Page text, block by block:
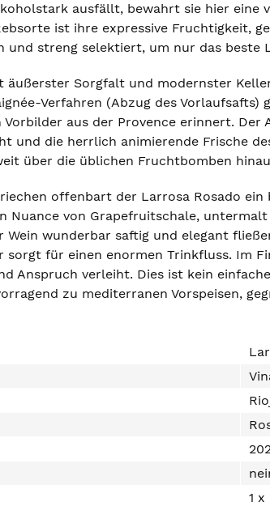
ausfällt, bewahrt sie hier eine
ist ihre expressive Fruchtigkeit,
und streng selektiert, um nur das beste
Sorgfalt und modernster
Verfahren (Abzug des Vorlaufsafts)
Vorbilder aus der Provence erinnert.
und die herrlich animierende Frische
über die üblichen Fruchtbomben
offenbart der Larrosa Rosado
Nuance von Grapefruitschale,
Wein wunderbar saftig und elegant
sorgt für einen enormen Trinkfluss. Im
Anspruch verleiht. Dies ist kein
zu mediterranen Vorspeisen,
1 x